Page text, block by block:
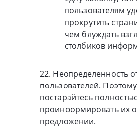
пользователям
прокрутить
чем блуждать
столбиков
22. Неопределенность
пользователей. Поэтому
постарайтесь
проинформировать их
предложении.